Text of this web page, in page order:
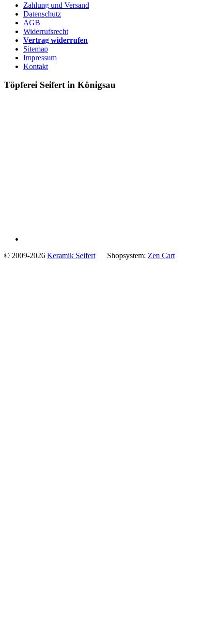
Zahlung und Versand
Datenschutz
AGB
Widerrufsrecht
Vertrag widerrufen
Sitemap
Impressum
Kontakt
Töpferei Seifert in Königsau
© 2009-2026 Keramik Seifert Shopsystem: Zen Cart